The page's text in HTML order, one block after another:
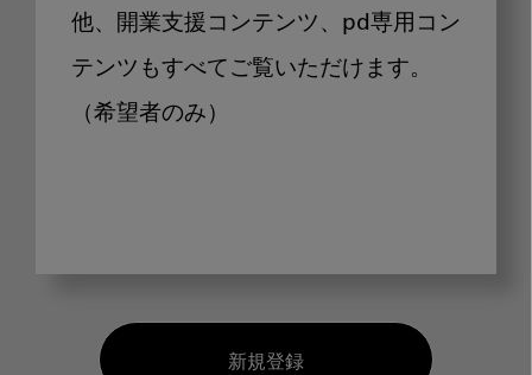
他、開業支援コンテンツ、pd専用コン
テンツもすべてご覧いただけます。
（希望者のみ）
新規登録